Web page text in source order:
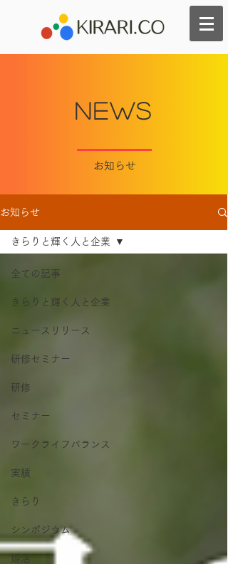
NEws
​お知らせ
お知らせ
全ての記事
きらりと輝く人と企業
ニュースリリース
研修セミナー
研修
セミナー
ワークライフバランス
実績
きらり
シンポジウム
婚活
きらりと輝く人と企業